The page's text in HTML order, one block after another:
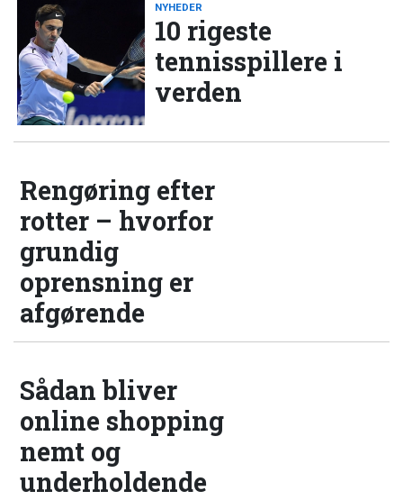
NYHEDER
10 rigeste
tennisspillere i
verden
Rengøring efter
rotter – hvorfor
grundig
oprensning er
afgørende
Sådan bliver
online shopping
nemt og
underholdende